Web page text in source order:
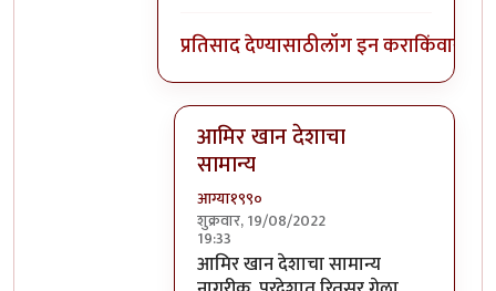
प्रतिसाद देण्यासाठीलॉग इन कराकिंवा
आमिर खान देशाचा
सामान्य
आग्या१९९०
शुक्रवार, 19/08/2022
19:33
In reply to@ आग्या१९९०
आमिर खान देशाचा सामान्य